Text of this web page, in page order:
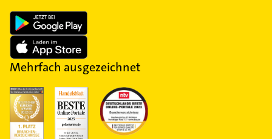
Mehrfach ausgezeichnet